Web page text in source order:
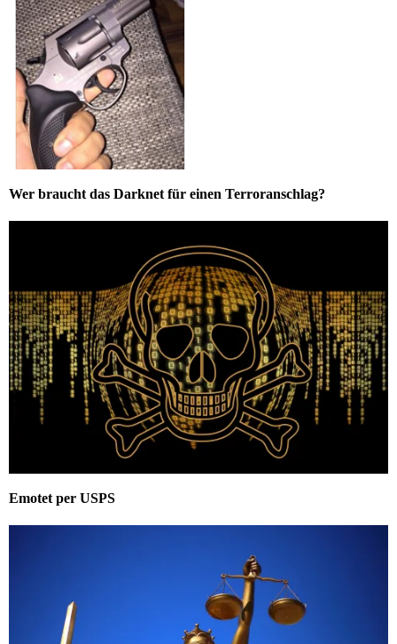
Wer braucht das Darknet für einen Terroranschlag?
Emotet per USPS